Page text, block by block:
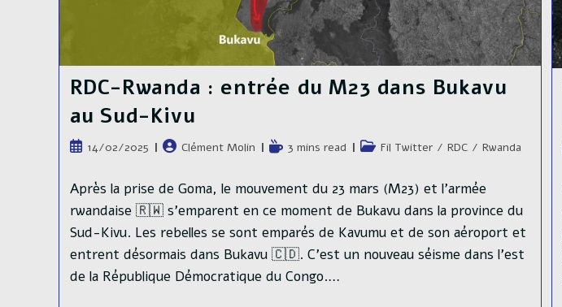
RDC-Rwanda : entrée du M23 dans Bukavu
au Sud-Kivu
Publication
14/02/2025
Auteur/autrice
la
publication :
Clément Molin
Temps
lecture :
3 mins read
PostFil Twitter / RDC / Rwanda
Après la prise de Goma, le mouvement du 23 mars (M23) et l'armée
rwandaise 🇷🇼 s'emparent en ce moment de Bukavu dans la province du
Sud-Kivu. Les rebelles se sont emparés de Kavumu et de son aéroport et
entrent désormais dans Bukavu 🇨🇩. C'est un nouveau séisme dans l'est
de la République Démocratique du Congo.…